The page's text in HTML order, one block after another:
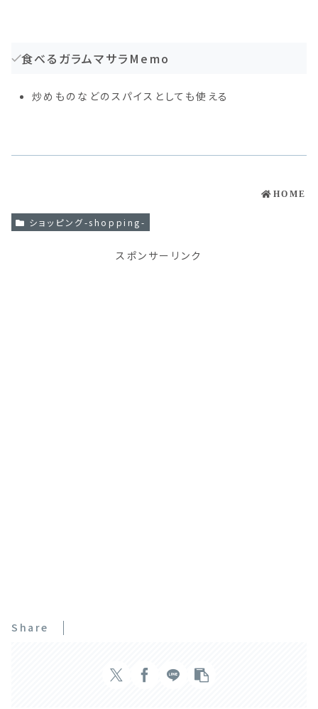
食べるガラムマサラMemo
炒めものなどのスパイスとしても使える
HOME
ショッピング-shopping-
スポンサーリンク
Share